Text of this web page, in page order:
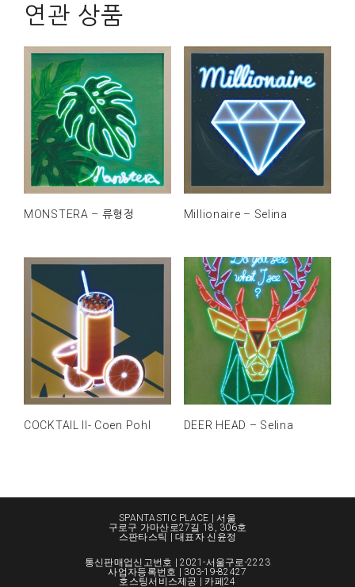
연관 상품
MONSTERA – 류형정 Millionaire – Selina
COCKTAIL II- Coen Pohl DEER HEAD – Selina
SPANTASTIC PLACE | 서울
구로구 가마산로27길 18, 306호
스판타스틱 | 대표자 신윤정
통신판매업신고번호 | 2021-서울구로-2223
사업자등록번호 | 303-19-82427
호스팅서비스제공 | 카페24